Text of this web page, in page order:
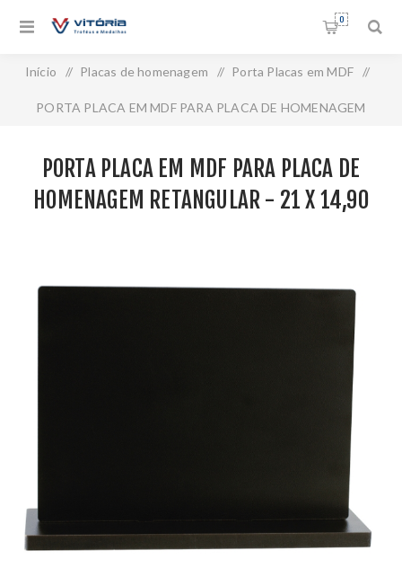
0
Início / Placas de homenagem / Porta Placas em MDF /
PORTA PLACA EM MDF PARA PLACA DE HOMENAGEM
PORTA PLACA EM MDF PARA PLACA DE
HOMENAGEM RETANGULAR - 21 X 14,90